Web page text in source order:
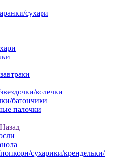
сухари
колечки
батончики
палочки
Назад
сухарики/крендельки/